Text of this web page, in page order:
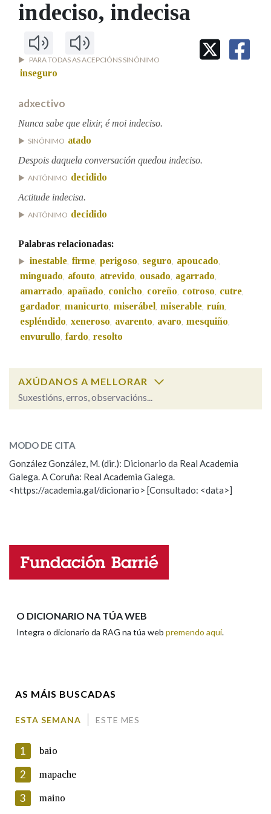
IDENTIDADE CORPORATIVA
MARCIAL DEL ADALID
CASA-MUSEO EMILIA PARDO
FIGURAS HOMENAXEADAS
60 ANOS DLG
Facebook
TwitterYoutubeInstagramBluesky
BUSCAR NOS LEMAS
Comeza por
Nas definicións
Nos exemplos
Na fraseoloxía
Marcas gramaticais
LIMPAR
indeciso, indecisa
PARA TODAS AS ACEPCIÓNS SINÓNIMO
inseguro
adxectivo
Nunca sabe que elixir, é moi indeciso.
SINÓNIMO atado
Despois daquela conversación quedou indeciso.
ANTÓNIMO decidido
Actitude indecisa.
ANTÓNIMO decidido
Palabras relacionadas:
inestable, firme, perigoso, seguro, apoucado,
minguado, afouto, atrevido, ousado, agarrado,
amarrado, apañado, conicho, coreño, cotroso, cutre,
gardador, manicurto, miserábel , miserable, ruín,
espléndido, xeneroso, avarento, avaro, mesquiño,
envurullo, fardo, resolto
AXÚDANOS A MELLORAR
Suxestións, erros, observacións...
ESCOLLE UNHA OPCIÓN:
Observación Hai un erro na palabra
Propoño mellorar a definición
Nome
En cumprimento da normativa vixente en materia de
MODO DE CITA
González González, M. (dir.): Dicionario da Real Academia
Galega. A Coruña: Real Academia Galega.
<https://academia.gal/dicionario> [Consultado: <data>]
O DICIONARIO NA TÚA WEB
Integra o dicionario da RAG na túa web premendo aquí.
AS MÁIS BUSCADAS
ESTA SEMANA ESTE MES
1 baio
2 mapache
3 maino